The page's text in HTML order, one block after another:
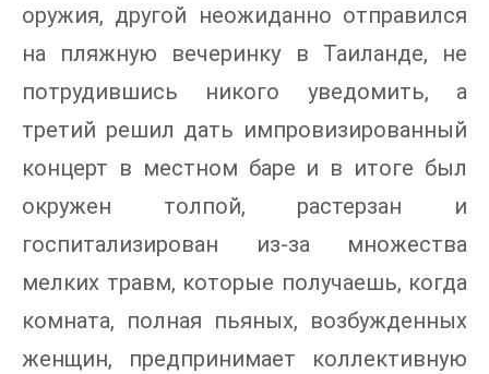
оружия, другой неожиданно отправился
на пляжную вечеринку в Таиланде, не
потрудившись никого уведомить, а
третий решил дать импровизированный
концерт в местном баре и в итоге был
окружен толпой, растерзан и
госпитализирован из-за множества
мелких травм, которые получаешь, когда
комната, полная пьяных, возбужденных
женщин, предпринимает коллективную